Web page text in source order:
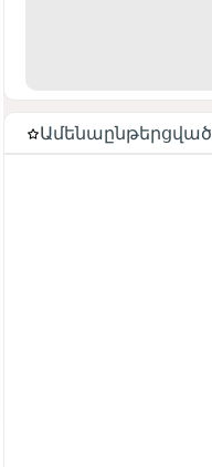
Ամենաընթերցված